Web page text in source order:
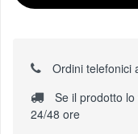
Ordini telefonici
Se il prodotto
24/48 ore